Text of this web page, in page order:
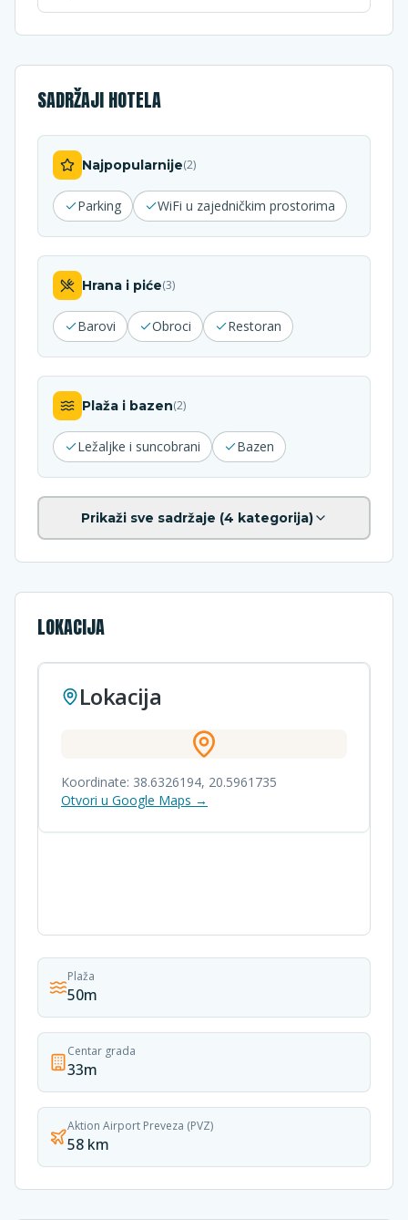
SADRŽAJI HOTELA
Najpopularnije(2)
Parking WiFi u zajedničkim prostorima
Hrana i piće(3)
Barovi Obroci Restoran
Plaža i bazen(2)
Ležaljke i suncobrani Bazen
Prikaži sve sadržaje (4 kategorija)
LOKACIJA
Lokacija
Koordinate: 38.6326194, 20.5961735
Otvori u Google Maps →
Plaža
50m
Centar grada
33m
Aktion Airport Preveza (PVZ)
58 km